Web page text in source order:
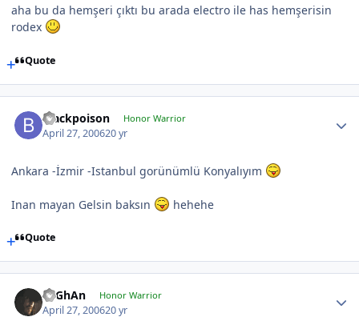
aha bu da hemşeri çıktı bu arada electro ile has hemşerisin
rodex
Quote
Blackpoison Honor Warrior
April 27, 200620 yr
Ankara -İzmir -Istanbul gorünümlü Konyalıyım
Inan mayan Gelsin baksın hehehe
Quote
TuGhAn Honor Warrior
April 27, 200620 yr